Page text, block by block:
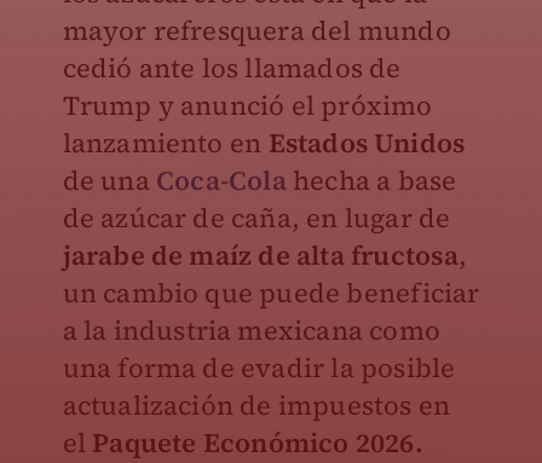
mayor refresquera del mundo
cedió ante los llamados de
Trump y anunció el próximo
lanzamiento en Estados Unidos
de una Coca-Colahecha a base
de azúcar de caña, en lugar de
jarabe de maíz de alta fructosa,
un cambio que puede beneficiar
a la industria mexicana como
una forma de evadir la posible
actualización de impuestos en
el Paquete Económico 2026.